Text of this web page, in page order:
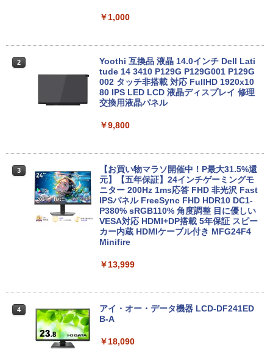
【マラソンセール期間中ポイント5倍】中
古ノートパソコン 第11世代 Core i5 メモ
リ16GB M.2 SSD256GB 13.3インチ フ
ルHD ノングレア Webカメラ 無線LAN
book G83/HS 初期設定済 すぐ使える 90
￥29,980
【新品】【楽天1位！】ノートパソコン
新品第13世代CPU搭載ノートPC Office
付きノートパソコン 初心者向け Window
s11 初期設定済 Webカメラ zoom 日本語
キーボード 14.1型 Intel Celeron メモリ
ジネス 大学生 プレゼント 学生向け
0Uノートパソコン 中古 Dynabook G83
￥22,800
2
中古パソコン | HP | ProOne 600 G4 All-i
n-One | Windows11 | 一体型 | 一年保証
| 第8世代 | Core i5 8500T 2.1(～最大3.5)
GHz | MEM:8GB | SSD:256GB(新品) | D
VD-ROM | 無線LAN:なし | Webカメラ内
ター付属
【正規永久版Office付き】ミニpc 【Intel
N5095 LPDDR4X 16GB 256GB SSD】m
ini pc Windows11 Pro 超軽量 4コア/4ス
レッド 2.9GHz ミニパソコン 静音 M.2 2
242 SATA WIFI6 Bluetooth5.2 4K HDMI
2画面出力 デスクトップPC みにpc 省エ
【公式・直販】Copilot＋PC デスクトッ
新品 Lenovo IdeaCentre AIO 24AKP10
￥1,000
2
Yoothi 互換品 液晶 14.0インチ Dell Lati
tude 14 3410 P129G P129G001 P129G
002 タッチ非搭載 対応 FullHD 1920x10
80 IPS LED LCD 液晶ディスプレイ 修理
交換用液晶パネル
￥9,800
3
【お買い物マラソ開催中！P最大31.5%還
元】【五年保証】24インチゲーミングモ
ニター 200Hz 1ms応答 FHD 非光沢 Fast
IPSパネル FreeSync FHD HDR10 DC1-
P380% sRGB110% 角度調整 目に優しい
VESA対応 HDMI+DP搭載 5年保証 スピー
カー内蔵 HDMIケーブル付き MFG24F4
Minifire
￥13,999
4
アイ・オー・データ機器 LCD-DF241ED
B-A
￥18,090